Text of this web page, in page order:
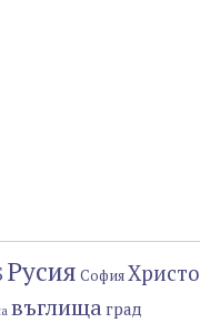
Русия СофияХристо
въглищаград